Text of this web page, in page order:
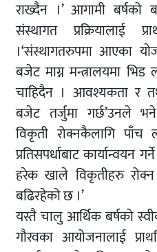
राख्दैन ।’ आगामी बर्षको
संस्थागत प्रक्रियालाई
।‘संस्थागतरुपमा आएका
बजेट माग्न मन्त्रालयमा भिड
चाहिदैन । आवश्यकता र
बजेट तर्जुमा गर्छ’उनले
विकृती रोक्नकैलागि पाँच
प्रतिसपर्धाबाट कार्यान्वयन
हरेक खाले विकृतीहरु रोक्न
बढिरहेको छ ।’
यस्तै चालु आर्थिक बर्षको
गौरवका आयोजनालाई